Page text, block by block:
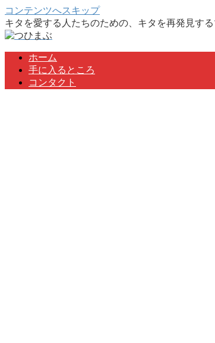
コンテンツへスキップ
キタを愛する人たちのための、キタを再発見す
ホーム
手に入るところ
コンタクト